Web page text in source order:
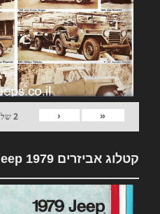
«
‹
2של
קטלוג אביזרים 1979 Jeep